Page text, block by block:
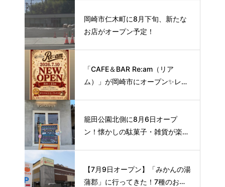
岡崎市仁木町に8月下旬、新たな
お店がオープン予定！
「CAFE＆BAR Re:am（リア
ム）」が岡崎市にオープン✨レト
籠田公園北側に8月6日オープ
ン！懐かしの駄菓子・雑貨が楽し
【7月9日オープン】「みかんの湯
蒲郡」に行ってきた！7種のお風